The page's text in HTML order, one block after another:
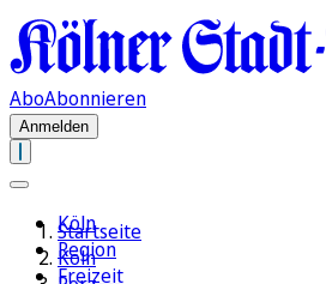
AboAbonnieren
Anmelden
Köln
Region
Freizeit
Startseite
Köln